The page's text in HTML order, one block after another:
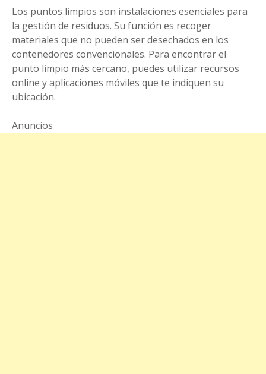
Los puntos limpios son instalaciones esenciales para
la gestión de residuos. Su función es recoger
materiales que no pueden ser desechados en los
contenedores convencionales. Para encontrar el
punto limpio más cercano, puedes utilizar recursos
online y aplicaciones móviles que te indiquen su
ubicación.
Anuncios